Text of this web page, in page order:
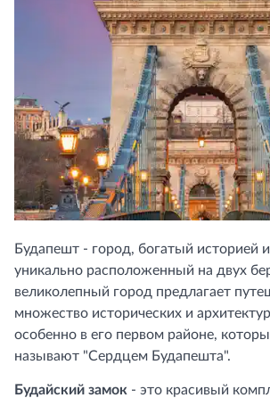
Будапешт - город, богатый историей и
уникально расположенный на двух
великолепный город предлагает
множество исторических и
особенно в его первом районе,
называют "Сердцем Будапешта".
Будайский замок - это красивый